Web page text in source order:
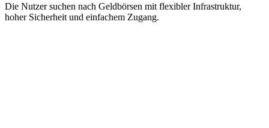
Die Nutzer suchen nach Geldbörsen mit flexibler Infrastruktur,
hoher Sicherheit und einfachem Zugang.